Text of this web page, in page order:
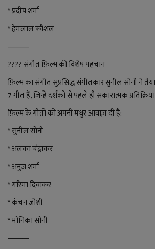
* प्रदीप शर्मा
* हेमलाल कौशल
⸻
???? संगीत फ़िल्म की विशेष पहचान
फ़िल्म का संगीत सुप्रसिद्ध संगीतकार सुनील सोनी ने
7 गीत हैं, जिन्हें दर्शकों से पहले ही सकारात्मक
फ़िल्म के गीतों को अपनी मधुर आवाज़ दी है:
* सुनील सोनी
* अलका चंद्राकर
* अनुज शर्मा
* गरिमा दिवाकर
* कंचन जोशी
* मोनिका सोनी
⸻